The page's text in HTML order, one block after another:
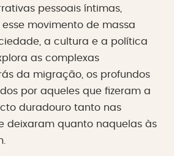
pessoais íntimas,
movimento de massa
a cultura e a política
as complexas
da migração, os profundos
por aqueles que fizeram a
duradouro tanto nas
deixaram quanto naquelas às